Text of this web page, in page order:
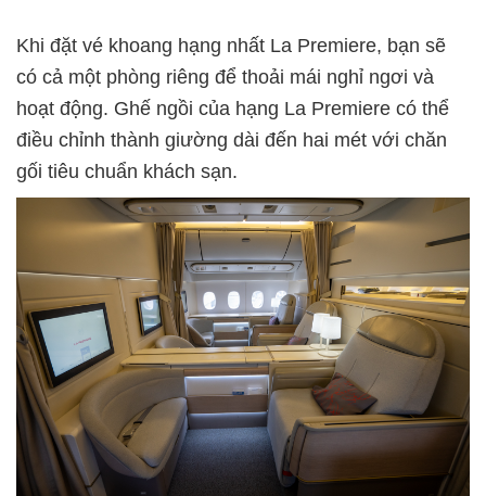
Khi đặt vé khoang hạng nhất La Premiere, bạn sẽ
có cả một phòng riêng để thoải mái nghỉ ngơi và
hoạt động. Ghế ngồi của hạng La Premiere có thể
điều chỉnh thành giường dài đến hai mét với chăn
gối tiêu chuẩn khách sạn.